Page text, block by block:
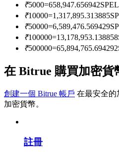
合約資訊
包含交易情況等的大數據
合約功能使用指南
₹5000=658,947.656942
₹10000=1,317,895.313885
₹50000=6,589,476.569429
₹100000=13,178,953.138858
₹500000=65,894,765.694292
在 Bitrue 購買加密貨
創建一個 Bitrue 帳戶 在最安全的
加密貨幣。
註冊